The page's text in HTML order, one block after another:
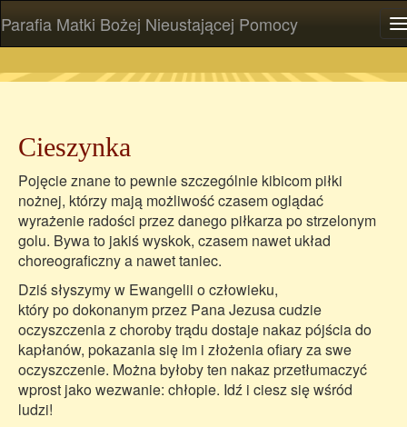
Parafia Matki Bożej Nieustającej Pomocy
Cieszynka
Pojęcie znane to pewnie szczególnie kibicom piłki
nożnej, którzy mają możliwość czasem oglądać
wyrażenie radości przez danego piłkarza po strzelonym
golu. Bywa to jakiś wyskok, czasem nawet układ
choreograficzny a nawet taniec.
Dziś słyszymy w Ewangelii o człowieku,
który po dokonanym przez Pana Jezusa cudzie
oczyszczenia z choroby trądu dostaje nakaz pójścia do
kapłanów, pokazania się im i złożenia ofiary za swe
oczyszczenie. Można byłoby ten nakaz przetłumaczyć
wprost jako wezwanie: chłopie. Idź i ciesz się wśród
ludzi!